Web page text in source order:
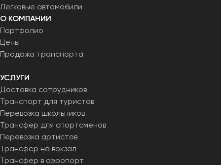
Легковые автомобили
О КОМПАНИИ
Портфолио
Цены
Продажа транспорта
УСЛУГИ
Доставка сотрудников
Транспорт для туристов
Перевозка школьников
Трансфер для спортсменов
Перевозка артистов
Трансфер на вокзал
Трансфер в аэропорт